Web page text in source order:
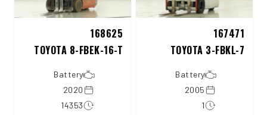
167471
TOYOTA 3-FBKL-7
Battery
2005
1
168625
TOYOTA 8-FBEK-16-T
Battery
2020
14353